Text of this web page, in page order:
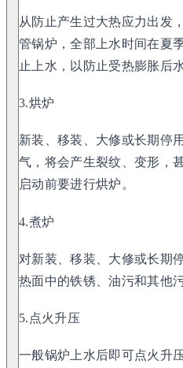
从防止产生过大热应力出发
管锅炉，全部上水时间在夏
止上水，以防止受热膨胀后
3.烘炉
新装、移装、大修或长期停
气，将会产生裂纹、变形，
启动前要进行烘炉。
4.煮炉
对新装、移装、大修或长期
热面中的铁锈、油污和其他
5.点火升压
一般锅炉上水后即可点火升